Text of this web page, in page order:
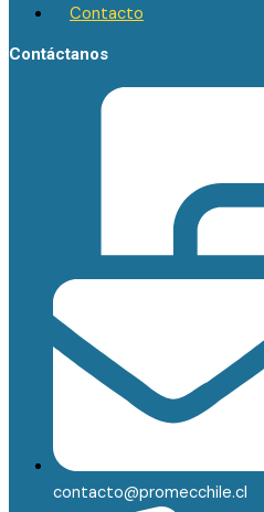
Contacto
Contáctanos
contacto@promecchile.cl